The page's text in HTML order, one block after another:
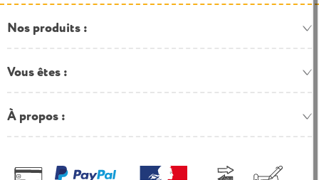
Nos produits
Vous êtes
À propos